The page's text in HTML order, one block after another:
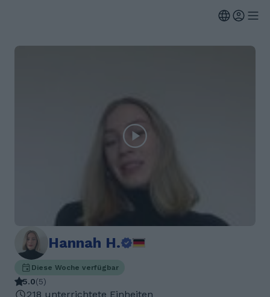
Hannah H.
Diese Woche verfügbar
5.0(5)
218 unterrichtete Einheiten